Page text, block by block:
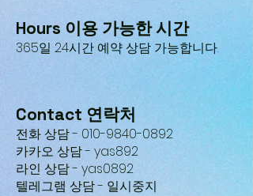
Hours 이용 가능한 시간
365일 24시간 예약 상담 가능합니다.
Contact 연락처
전화 상담 - 010-9840-0892
카카오 상담 - yas892
‌라인 상담 - yas0892
텔레그램 상담 - 일시중지